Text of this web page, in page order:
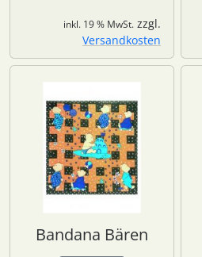
inkl. 19 % MwSt. zzgl.
Versandkosten
Bandana Bären